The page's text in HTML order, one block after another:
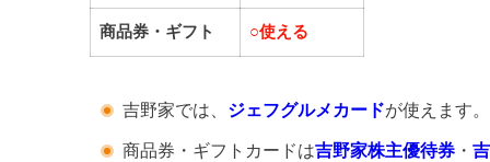
商品券・ギフト ○使える
吉野家では、 ジェフグルメカードが使えます。
商品券・ギフトカードは吉野家株主優待券 ・